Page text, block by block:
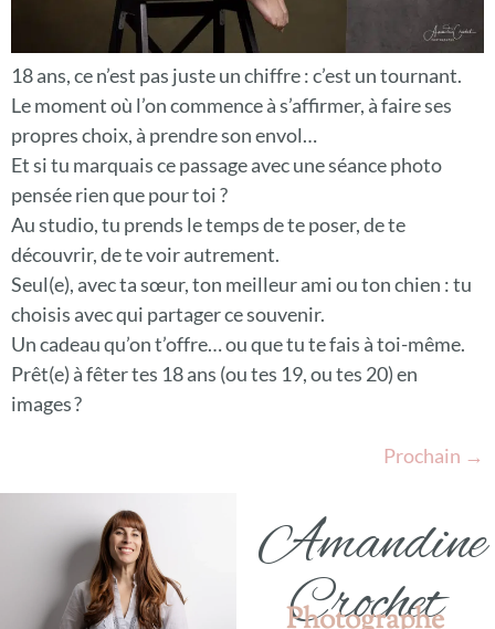
18 ans, ce n’est pas juste un chiffre : c’est un tournant.
Le moment où l’on commence à s’affirmer, à faire ses
propres choix, à prendre son envol…
Et si tu marquais ce passage avec une séance photo
pensée rien que pour toi ?
Au studio, tu prends le temps de te poser, de te
découvrir, de te voir autrement.
Seul(e), avec ta sœur, ton meilleur ami ou ton chien : tu
choisis avec qui partager ce souvenir.
Un cadeau qu’on t’offre… ou que tu te fais à toi-même.
Prêt(e) à fêter tes 18 ans (ou tes 19, ou tes 20) en
images ?
Prochain →
Amandine
Crochet
Photographe